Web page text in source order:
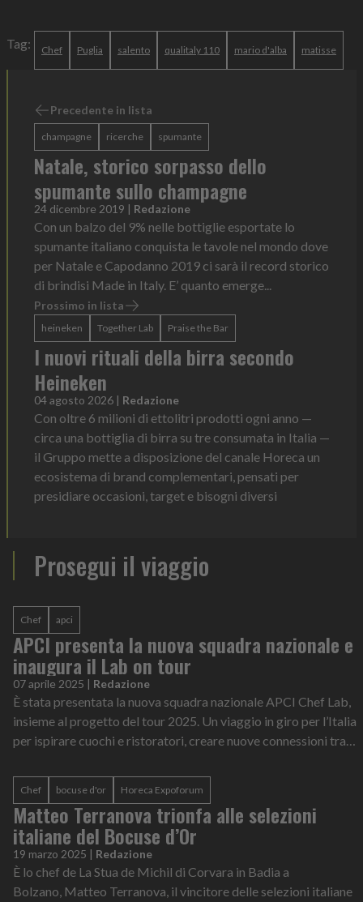
Tag: Chef Puglia salento qualitaly 110 mario d'alba matisse
Precedente in lista
champagne ricerche spumante
Natale, storico sorpasso dello
spumante sullo champagne
24 dicembre 2019 | Redazione
Con un balzo del 9% nelle bottiglie esportate lo
spumante italiano conquista le tavole nel mondo dove
per Natale e Capodanno 2019 ci sarà il record storico
di brindisi Made in Italy. E’ quanto emerge...
Prossimo in lista
heineken Together Lab Praise the Bar
I nuovi rituali della birra secondo
Heineken
04 agosto 2026 | Redazione
Con oltre 6 milioni di ettolitri prodotti ogni anno —
circa una bottiglia di birra su tre consumata in Italia —
il Gruppo mette a disposizione del canale Horeca un
ecosistema di brand complementari, pensati per
presidiare occasioni, target e bisogni diversi
Prosegui il viaggio
Chef apci
APCI presenta la nuova squadra nazionale e
inaugura il Lab on tour
07 aprile 2025 | Redazione
È stata presentata la nuova squadra nazionale APCI Chef Lab,
insieme al progetto del tour 2025. Un viaggio in giro per l’Italia
per ispirare cuochi e ristoratori, creare nuove connessioni tra
Chef bocuse d'or Horeca Expoforum
Matteo Terranova trionfa alle selezioni
italiane del Bocuse d’Or
19 marzo 2025 | Redazione
È lo chef de La Stua de Michil di Corvara in Badia a
Bolzano, Matteo Terranova, il vincitore delle selezioni italiane